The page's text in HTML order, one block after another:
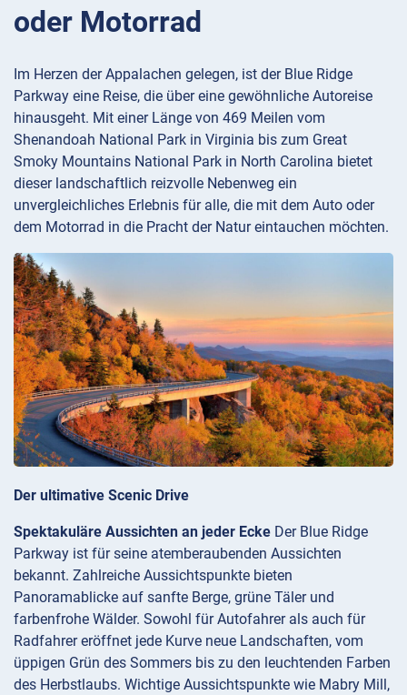
oder Motorrad
Im Herzen der Appalachen gelegen, ist der Blue Ridge
Parkway eine Reise, die über eine gewöhnliche Autoreise
hinausgeht. Mit einer Länge von 469 Meilen vom
Shenandoah National Park in Virginia bis zum Great
Smoky Mountains National Park in North Carolina bietet
dieser landschaftlich reizvolle Nebenweg ein
unvergleichliches Erlebnis für alle, die mit dem Auto oder
dem Motorrad in die Pracht der Natur eintauchen möchten.
Der ultimative Scenic Drive
Spektakuläre Aussichten an jeder Ecke Der Blue Ridge
Parkway ist für seine atemberaubenden Aussichten
bekannt. Zahlreiche Aussichtspunkte bieten
Panoramablicke auf sanfte Berge, grüne Täler und
farbenfrohe Wälder. Sowohl für Autofahrer als auch für
Radfahrer eröffnet jede Kurve neue Landschaften, vom
üppigen Grün des Sommers bis zu den leuchtenden Farben
des Herbstlaubs. Wichtige Aussichtspunkte wie Mabry Mill,